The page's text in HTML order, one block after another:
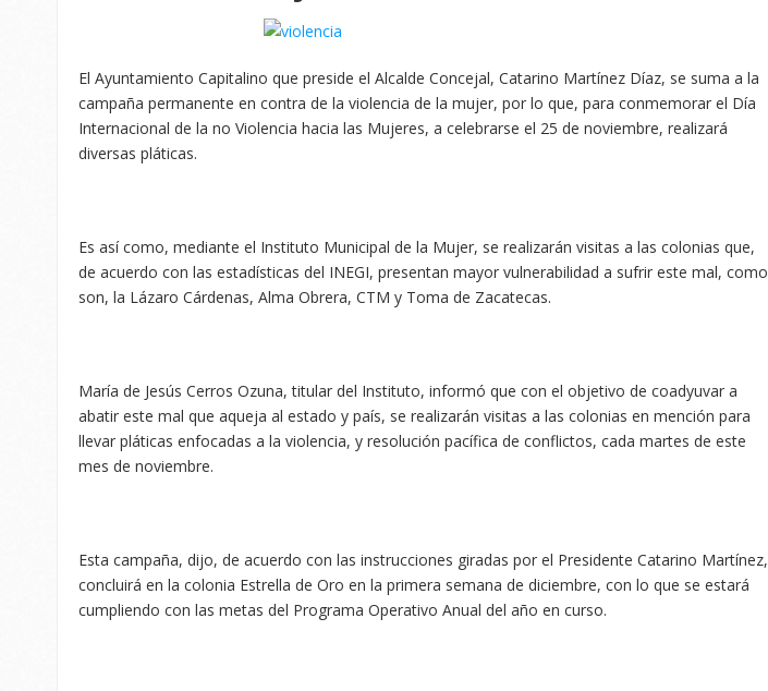
El Ayuntamiento Capitalino que preside el Alcalde Concejal, Catarino Martínez Díaz, se suma a la
campaña permanente en contra de la violencia de la mujer, por lo que, para conmemorar el Día
Internacional de la no Violencia hacia las Mujeres, a celebrarse el 25 de noviembre, realizará
diversas pláticas.
Es así como, mediante el Instituto Municipal de la Mujer, se realizarán visitas a las colonias que,
de acuerdo con las estadísticas del INEGI, presentan mayor vulnerabilidad a sufrir este mal, como
son, la Lázaro Cárdenas, Alma Obrera, CTM y Toma de Zacatecas.
María de Jesús Cerros Ozuna, titular del Instituto, informó que con el objetivo de coadyuvar a
abatir este mal que aqueja al estado y país, se realizarán visitas a las colonias en mención para
llevar pláticas enfocadas a la violencia, y resolución pacífica de conflictos, cada martes de este
mes de noviembre.
Esta campaña, dijo, de acuerdo con las instrucciones giradas por el Presidente Catarino Martínez,
concluirá en la colonia Estrella de Oro en la primera semana de diciembre, con lo que se estará
cumpliendo con las metas del Programa Operativo Anual del año en curso.